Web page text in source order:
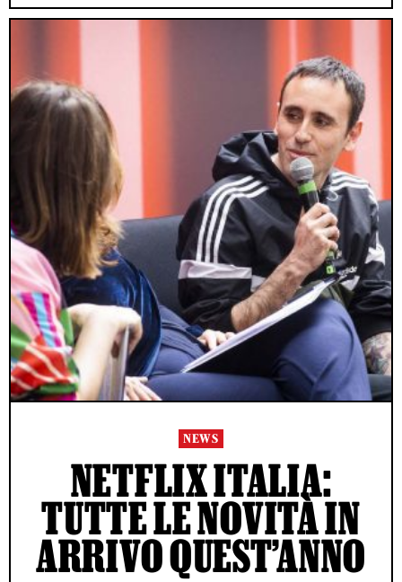
NEWS
NETFLIX ITALIA:
TUTTE LE NOVITÀ IN
ARRIVO QUEST’ANNO